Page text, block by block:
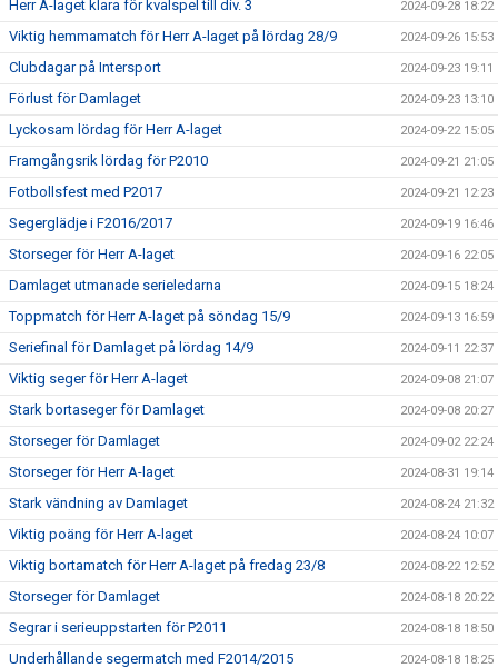
Herr A-laget klara för kvalspel till div. 3 2024-09-28 18:22
Viktig hemmamatch för Herr A-laget på lördag 28/9 2024-09-26 15:53
Clubdagar på Intersport 2024-09-23 19:11
Förlust för Damlaget 2024-09-23 13:10
Lyckosam lördag för Herr A-laget 2024-09-22 15:05
Framgångsrik lördag för P2010 2024-09-21 21:05
Fotbollsfest med P2017 2024-09-21 12:23
Segerglädje i F2016/2017 2024-09-19 16:46
Storseger för Herr A-laget 2024-09-16 22:05
Damlaget utmanade serieledarna 2024-09-15 18:24
Toppmatch för Herr A-laget på söndag 15/9 2024-09-13 16:59
Seriefinal för Damlaget på lördag 14/9 2024-09-11 22:37
Viktig seger för Herr A-laget 2024-09-08 21:07
Stark bortaseger för Damlaget 2024-09-08 20:27
Storseger för Damlaget 2024-09-02 22:24
Storseger för Herr A-laget 2024-08-31 19:14
Stark vändning av Damlaget 2024-08-24 21:32
Viktig poäng för Herr A-laget 2024-08-24 10:07
Viktig bortamatch för Herr A-laget på fredag 23/8 2024-08-22 12:52
Storseger för Damlaget 2024-08-18 20:22
Segrar i serieuppstarten för P2011 2024-08-18 18:50
Underhållande segermatch med F2014/2015 2024-08-18 18:25